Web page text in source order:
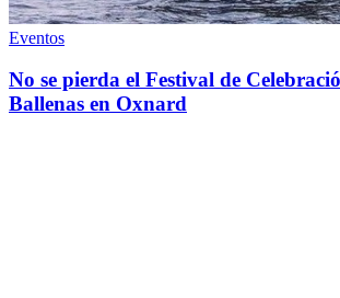
Eventos
No se pierda el Festival de
Ballenas en Oxnard